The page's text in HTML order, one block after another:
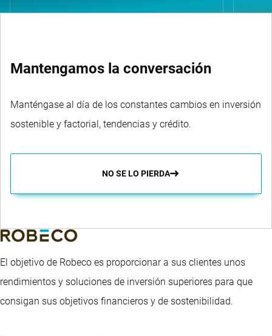
Mantengamos la conversación
Manténgase al día de los constantes cambios en inversión
sostenible y factorial, tendencias y crédito.
NO SE LO PIERDA
El objetivo de Robeco es proporcionar a sus clientes unos
rendimientos y soluciones de inversión superiores para que
consigan sus objetivos financieros y de sostenibilidad.